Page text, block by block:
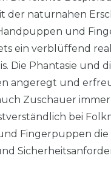
der naturnahen
und
ein verblüffend
Die Phantasie und
angeregt und
Zuschauer
bei
Fingerpuppen die